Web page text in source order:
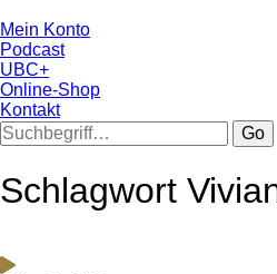
Mein Konto
Podcast
UBC+
Online-Shop
Kontakt
Go
Schlagwort